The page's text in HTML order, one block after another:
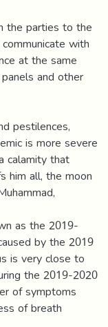
the parties to the
with
at the same
and other
pestilences,
is more severe
calamity that
him all, the moon
as the 2019-
by the 2019
is very close to
the 2019-2020
of symptoms
of breath